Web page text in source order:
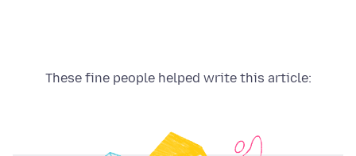
These fine people helped write this article: